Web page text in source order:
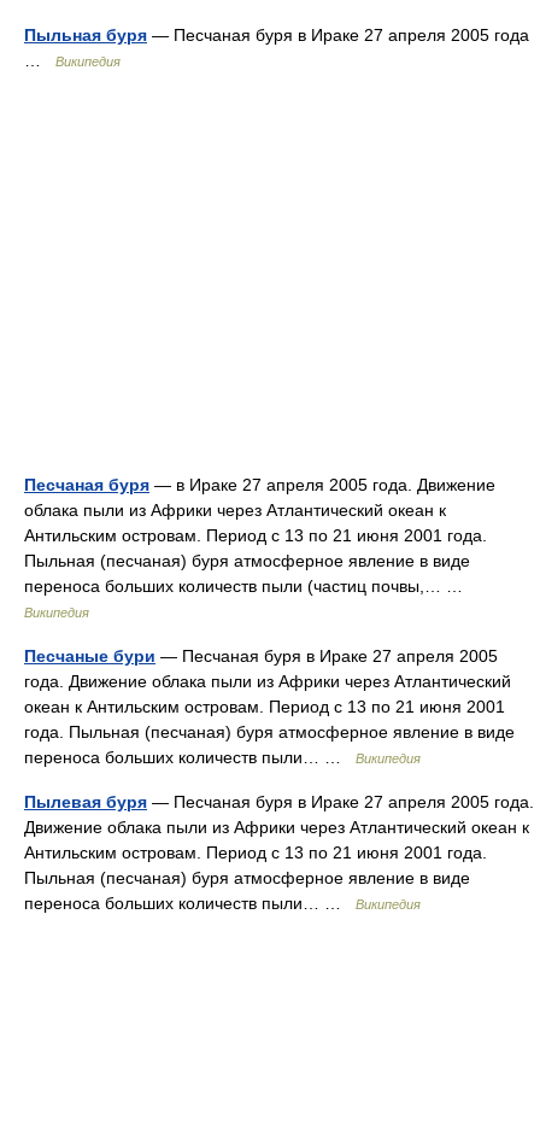
Пыльная буря — Песчаная буря в Ираке 27 апреля 2005 года
Википедия
Песчаная буря — в Ираке 27 апреля 2005 года. Движение
облака пыли из Африки через Атлантический океан к
Антильским островам. Период с 13 по 21 июня 2001 года.
Пыльная (песчаная) буря атмосферное явление в виде
переноса больших количеств пыли (частиц почвы,… …
Википедия
Песчаные бури — Песчаная буря в Ираке 27 апреля 2005
года. Движение облака пыли из Африки через Атлантический
океан к Антильским островам. Период с 13 по 21 июня 2001
года. Пыльная (песчаная) буря атмосферное явление в виде
переноса больших количеств пыли… …
Википедия
Пылевая буря — Песчаная буря в Ираке 27 апреля 2005 года.
Движение облака пыли из Африки через Атлантический океан к
Антильским островам. Период с 13 по 21 июня 2001 года.
Пыльная (песчаная) буря атмосферное явление в виде
переноса больших количеств пыли… …
Википедия